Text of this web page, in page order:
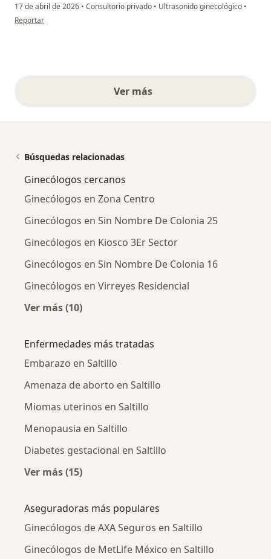
17 de abril de 2026 • Consultorio privado • Ultrasonido ginecológico •
en opinión del usuario Yamileth Guadalupe Rivera Torres
Reportar
Ver másopiniones anteriores
Búsquedas relacionadas
Ginecólogos cercanos
Ginecólogos en Zona Centro
Ginecólogos en Sin Nombre De Colonia 25
Ginecólogos en Kiosco 3Er Sector
Ginecólogos en Sin Nombre De Colonia 16
Ginecólogos en Virreyes Residencial
Ver más (10)
Enfermedades más tratadas
Embarazo en Saltillo
Amenaza de aborto en Saltillo
Miomas uterinos en Saltillo
Menopausia en Saltillo
Diabetes gestacional en Saltillo
Ver más (15)
Aseguradoras más populares
Ginecólogos de AXA Seguros en Saltillo
Ginecólogos de MetLife México en Saltillo